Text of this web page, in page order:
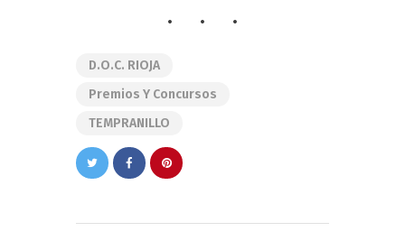
D.O.C. RIOJA
Premios Y Concursos
TEMPRANILLO